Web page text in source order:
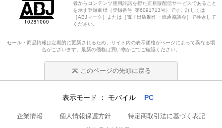
者からコンテンツ使用許諾を得た正規版配信サービスであること
を示す登録商標（登録番号 第6091713号）です。詳しくは
［ABJマーク］または［電子出版制作・流通協議会］で検索して
ください。
セール・商品情報は定期的に更新されるため、サイト内の表示価格がページによって異なる場
合がございます。最新の価格は買い物かごでご確認ください。
このページの先頭に戻る
表示モード モバイル PC
企業情報 個人情報保護方針
特定商取引法に基づく表記